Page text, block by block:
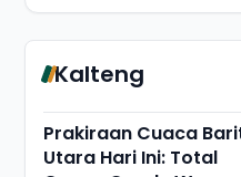
Kalteng
Prakiraan Cuaca
Utara Hari Ini: Total